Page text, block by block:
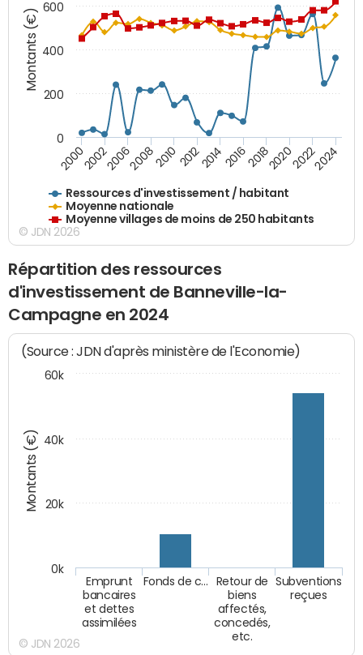
Montants (€)
Ressources d'investissement / habitant
Moyenne nationale
Moyenne villages de moins de 250 habitants
20002002200620082010 2012201420162018202020222024
0
200
400
600
© JDN 2026
Répartition des ressources
d'investissement de Banneville-la-
Campagne en 2024
Montants (€)
(Source : JDN d'après ministère de l'Economie)
Emprunt
bancaires
et dettes
assimilées
Fonds de c…
Retour de
biens
affectés,
concedés,
etc.
Subventions
reçues
0k
20k
40k
60k
© JDN 2026